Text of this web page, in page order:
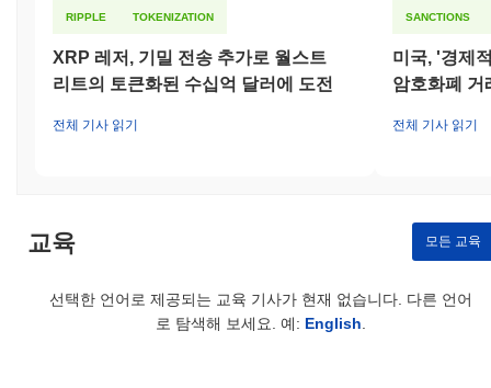
큰의 안정성에 대한 우려를 불러일으켰습니다. 이러한 위험을 해결
함하여 시장 회복력을 개선하기 위한 일련의 업데이트를 시행했습
니다. 퇴직 토큰에 대한 지속적인 위험에는 암호화폐 공간에서 일
인 감사, 커뮤니티 참여 및 운영 전략 및 위험 관리 관행에 대한 투
The Retirement Token (42069K)는 어디에서 구매할
The Retirement Token (42069K)는 centralized and decentralized
암호화폐 거래소에서 널리 이용할 수 있습니다.
RIPPLE TOKENIZATION
XRP 레저, 기밀 전송 추가로 월스트
리트의 토큰화된 수십억 달러에 도전
전체 기사 읽기
SANCTIONS
미국, '경제
암호화폐 거
전체 기사 읽기
교육 모든 교육
선택한 언어로 제공되는 교육 기사가 현재 없습니다. 다른 언어
로 탐색해 보세요. 예: English